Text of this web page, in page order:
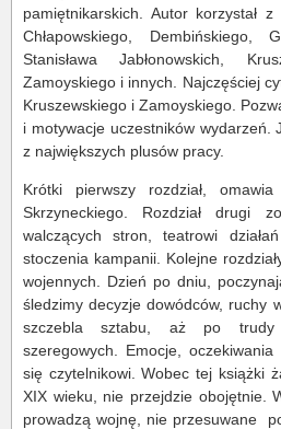
pamiętnikarskich. Autor korzystał z
Chłapowskiego, Dembińskiego,
Stanisława Jabłonowskich,
Zamoyskiego i innych. Najczęściej
Kruszewskiego i Zamoyskiego.
i motywacje uczestników wydarzeń.
z największych plusów pracy.
Krótki pierwszy rozdział,
Skrzyneckiego. Rozdział drugi
walczących stron, teatrowi
stoczenia kampanii. Kolejne
wojennych. Dzień po dniu,
śledzimy decyzje dowódców, ruchy
szczebla sztabu, aż po trudy
szeregowych. Emocje,
się czytelnikowi. Wobec tej książki
XIX wieku, nie przejdzie obojętnie.
prowadzą wojnę, nie przesuwane